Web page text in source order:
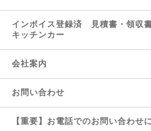
インボイス登録済 見積書・領収
キッチンカー
会社案内
お問い合わせ
【重要】お電話でのお問い合わせ